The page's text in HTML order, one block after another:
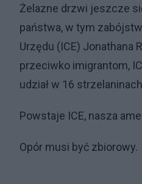
Żelazne drzwi jeszcze
państwa, w tym
Urzędu (ICE) Jonathana
przeciwko imigrantom,
udział w 16
Powstaje ICE, nasza
Opór musi być zbiorowy.